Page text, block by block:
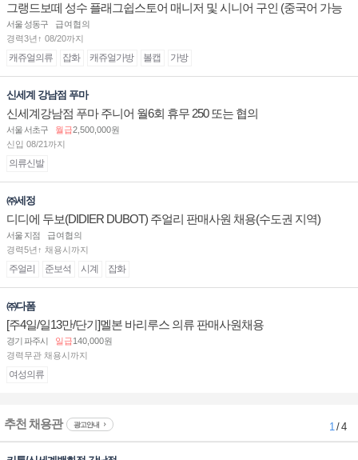
그랭드보떼 성수 플래그쉽스토어 매니저 및 시니어 구인 (중국어 가능
자)
서울 성동구
급여협의
경력3년↑ 08/20까지
캐쥬얼의류 잡화 캐쥬얼가방 볼캡 가방
신세계 강남점 푸마
신세계강남점 푸마 주니어 월6회 휴무 250 또는 협의
서울 서초구 월급2,500,000원
신입 08/21까지
의류신발
㈜세정
디디에 두보(DIDIER DUBOT) 주얼리 판매사원 채용(수도권 지역)
서울 지점
급여협의
경력5년↑ 채용시까지
주얼리 준보석 시계 잡화
㈜다폼
[주4일/일13만/단기]멜본 바리루스 의류 판매사원채용
경기 파주시 일급140,000원
경력무관 채용시까지
여성의류
추천 채용관 광고안내 1/ 4